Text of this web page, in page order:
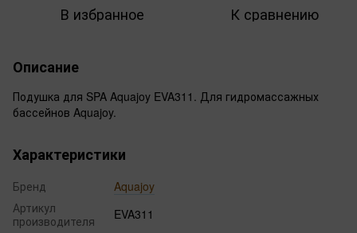
В избранное К сравнению
Описание
Подушка для SPA Aquajoy EVA311. Для гидромассажных
бассейнов Aquajoy.
Характеристики
Бренд
Aquajoy
Артикул
производителя
EVA311